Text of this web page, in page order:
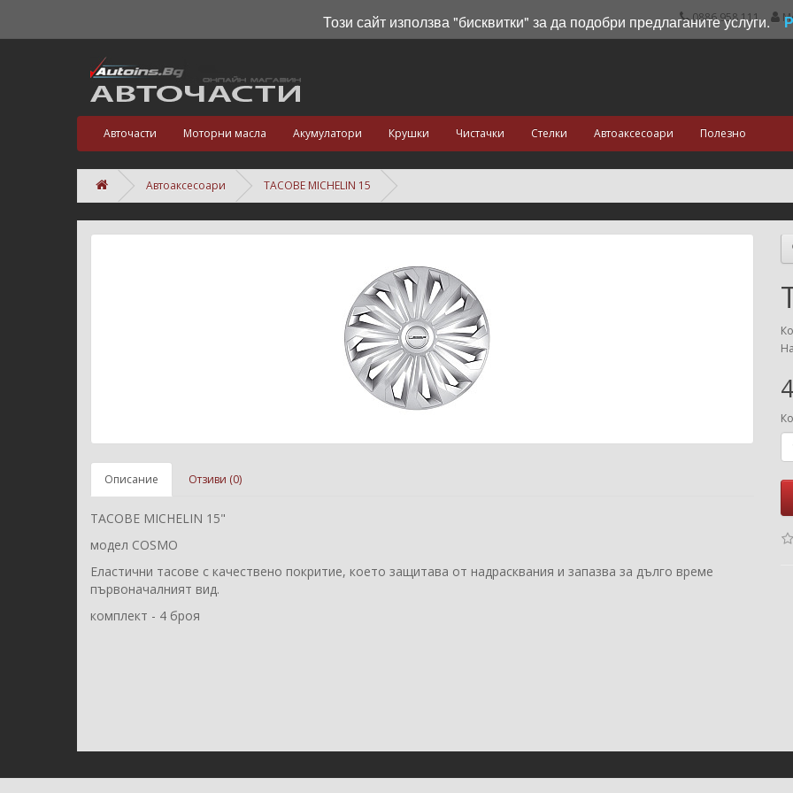
0886 958 111
Авточасти Моторни масла Акумулатори Крушки Чистачки Стелки Автоаксесоари Полезно
Автоаксесоари ТАСОВЕ MICHELIN 15
Описание Отзиви (0)
ТАСОВЕ MICHELIN 15"
модел COSMO
Еластични тасове с качествено покритие, което защитава от надрасквания и запазва за дълго време
първоначалният вид.
комплект - 4 броя
Този сайт използва "бисквитки" за да подобри предлаганите услуги.